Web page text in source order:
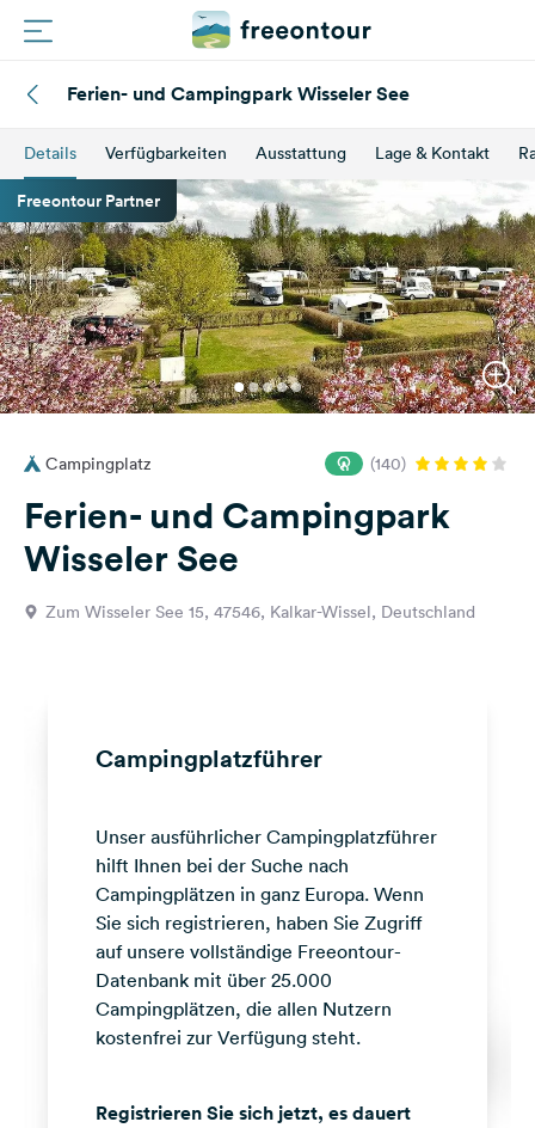
Plätze
Magazin
Partner
Registrieren
Einloggen
Fragen &
Feedback
Sprache:
Facebook
Instagram
Ferien- und Campingpark Wisseler See
Details Verfügbarkeiten Ausstattung Lage & Kontakt
Freeontour Partner
Campingplatz (140)
Ferien- und Campingpark
Wisseler See
Zum Wisseler See 15, 47546, Kalkar-Wissel, Deutschland
Campingplatzführer
Unser ausführlicher Campingplatzführer
hilft Ihnen bei der Suche nach
Campingplätzen in ganz Europa. Wenn
Sie sich registrieren, haben Sie Zugriff
auf unsere vollständige Freeontour-
Datenbank mit über 25.000
Campingplätzen, die allen Nutzern
kostenfrei zur Verfügung steht.
Registrieren Sie sich jetzt, es dauert